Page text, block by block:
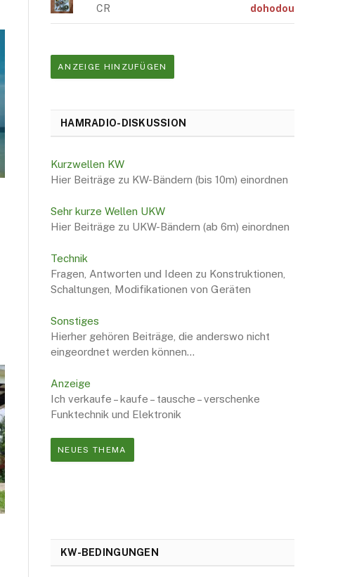
CR dohodou
ANZEIGE HINZUFÜGEN
HAMRADIO-DISKUSSION
Kurzwellen KW
Hier Beiträge zu KW-Bändern (bis 10m) einordnen
Sehr kurze Wellen UKW
Hier Beiträge zu UKW-Bändern (ab 6m) einordnen
Technik
Fragen, Antworten und Ideen zu Konstruktionen,
Schaltungen, Modifikationen von Geräten
Sonstiges
Hierher gehören Beiträge, die anderswo nicht
eingeordnet werden können…
Anzeige
Ich verkaufe – kaufe – tausche – verschenke
Funktechnik und Elektronik
NEUES THEMA
KW-BEDINGUNGEN